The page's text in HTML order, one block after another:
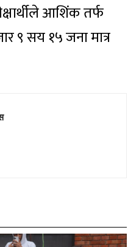
आशिंक तर्फ
९ सय १५ जना मात्र